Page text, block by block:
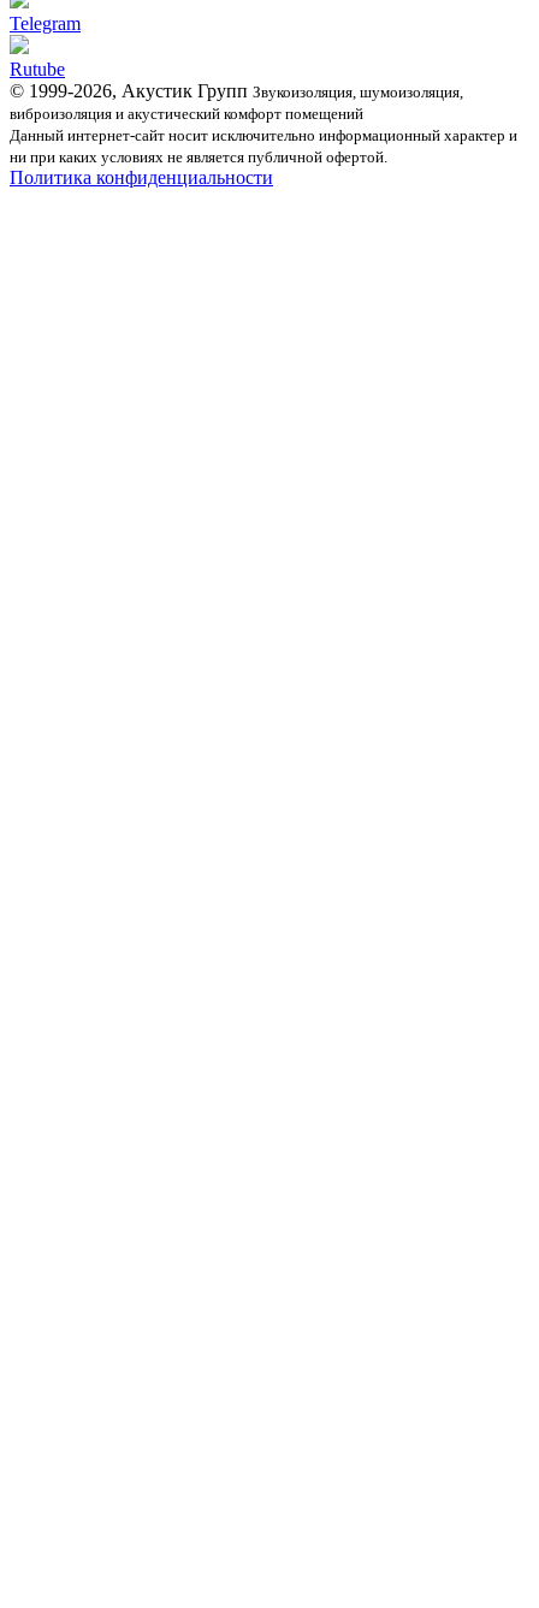
Telegram
Rutube
© 1999-2026, Акустик Групп Звукоизоляция, шумоизоляция,
виброизоляция и акустический комфорт помещений
Данный интернет-сайт носит исключительно информационный характер и
ни при каких условиях не является публичной офертой.
Политика конфиденциальности